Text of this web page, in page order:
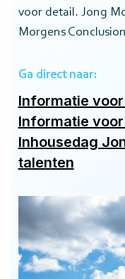
voor detail. Jong
Morgens
Ga direct naar:
Informatie
Informatie
Inhousedag
talenten
Lees